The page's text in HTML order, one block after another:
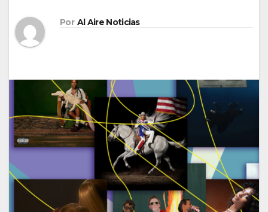
Por Al Aire Noticias